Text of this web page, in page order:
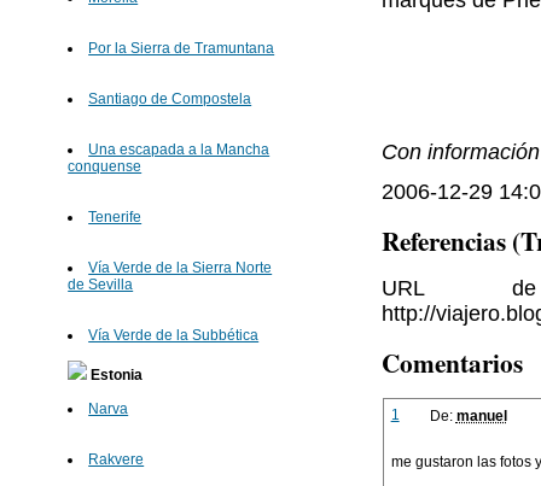
Por la Sierra de Tramuntana
Santiago de Compostela
Una escapada a la Mancha
conquense
Tenerife
Vía Verde de la Sierra Norte
de Sevilla
Vía Verde de la Subbética
Estonia
Narva
Rakvere
Con
2006-12-29
Referencias
URL
http://
Comentarios
1 De: manuel
me gustaron las fotos